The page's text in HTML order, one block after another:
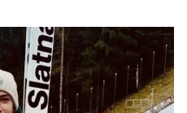
vznemirjenja, dvomov in